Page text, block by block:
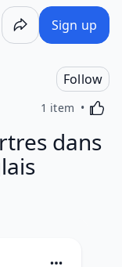
Sign up
Follow
1 item
dans